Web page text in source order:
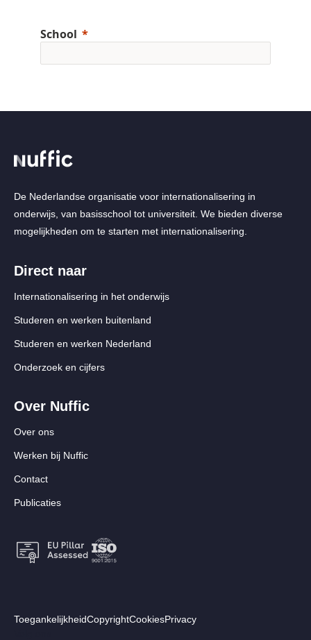
De Nederlandse organisatie voor internationalisering in
onderwijs, van basisschool tot universiteit. We bieden diverse
mogelijkheden om te starten met internationalisering.
Direct naar
Internationalisering in het onderwijs
Studeren en werken buitenland
Studeren en werken Nederland
Onderzoek en cijfers
Over Nuffic
Over ons
Werken bij Nuffic
Contact
Publicaties
Footer:
ToegankelijkheidCopyrightCookiesPrivacy